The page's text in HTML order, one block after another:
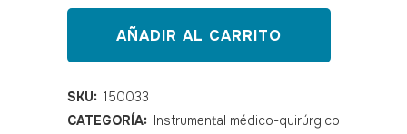
disección
recta
sin
dientes
AÑADIR AL CARRITO
SKU: 150033
CATEGORÍA: Instrumental médico-quirúrgico